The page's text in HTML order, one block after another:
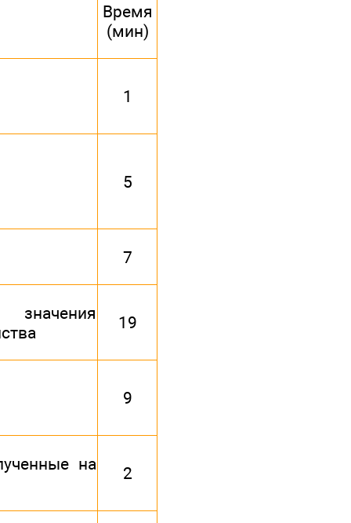
Время
(мин)
1
5
7
19
9
на
2